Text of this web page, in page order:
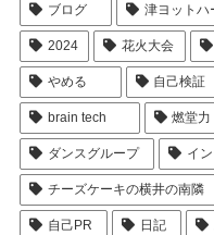
ブログ 津ヨットハ
2024 花火大会
やめる 自己検証
brain tech 燃堂力
ダンスグループ イ
チーズケーキの横井の南隣
自己PR 日記